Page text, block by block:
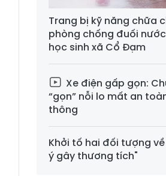
Trang bị kỹ năng chữa
phòng chống đuối
học sinh xã Cổ Đạm
Xe điện gấp gọn:
“gọn” nỗi lo mất an
thông
Khởi tố hai đối tượng
ý gây thương tích"